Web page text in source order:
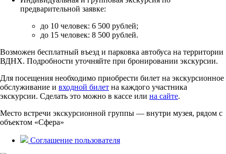
предварительной заявке:
до 10 человек: 6 500 рублей;
до 15 человек: 8 500 рублей.
Возможен бесплатный въезд и парковка автобуса на территории
ВДНХ. Подробности уточняйте при бронировании экскурсии.
Для посещения необходимо приобрести билет на экскурсионное
обслуживание и входной билет на каждого участника
экскурсии. Сделать это можно в кассе или на сайте.
Место встречи экскурсионной группы — внутри музея, рядом с
объектом «Сфера»
Соглашение пользователя